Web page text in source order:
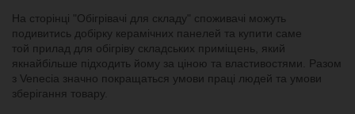
На сторінці "Обігрівачі для складу" споживачі можуть
подивитись добірку керамічних панелей та купити саме
той прилад для обігріву складських приміщень, який
якнайбільше підходить йому за ціною та властивостями. Разом
з Venecia значно покращаться умови праці людей та умови
зберігання товару.